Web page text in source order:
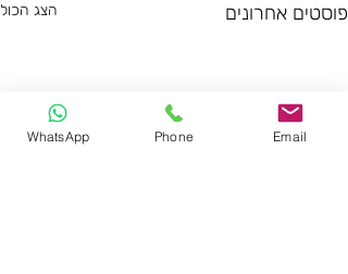
פוסטים אחרונים הצג הכול
WhatsApp Phone Email